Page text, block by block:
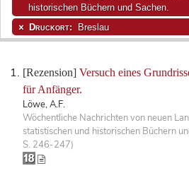
[Rezension] Versuch eines
für Anfänger.
Löwe, A.F.
Wöchentliche Nachrichten von neuen
statistischen und historischen Büchern
S. 246-247)
historischen Büchern und Sachen.
Druckort: Breslau